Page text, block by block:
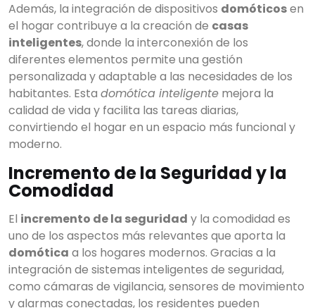
Además, la integración de dispositivos domóticosen
el hogar contribuye a la creación de casas
inteligentes, donde la interconexión de los
diferentes elementos permite una gestión
personalizada y adaptable a las necesidades de los
habitantes. Esta domótica inteligente mejora la
calidad de vida y facilita las tareas diarias,
convirtiendo el hogar en un espacio más funcional y
moderno.
Incremento de la Seguridad y la
Comodidad
El incremento de la seguridad y la comodidad es
uno de los aspectos más relevantes que aporta la
domótica a los hogares modernos. Gracias a la
integración de sistemas inteligentes de seguridad,
como cámaras de vigilancia, sensores de movimiento
y alarmas conectadas, los residentes pueden